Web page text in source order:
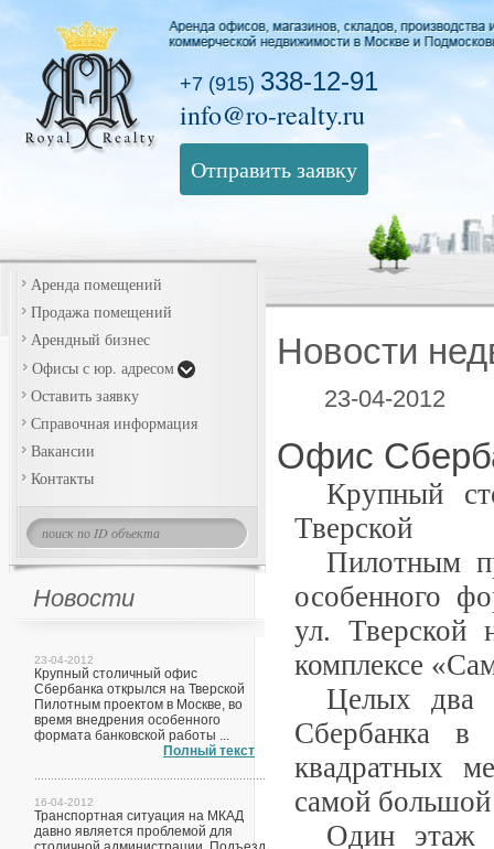
+7 (915) 338-12-91
info@ro-realty.ru
Отправить заявку
Аренда помещений
Продажа помещений
Арендный бизнес
Офисы с юр. адресом
Оставить заявку
Справочная информация
Вакансии
Контакты
Новости
23-04-2012
Крупный столичный офис
Сбербанка открылся на Тверской
Пилотным проектом в Москве, во
время внедрения особенного
формата банковской работы ...
Полный текст
16-04-2012
Транспортная ситуация на МКАД
давно является проблемой для
Новости
23-04-2012
Офис
Крупный
Тверской
Пилотным
особенного
ул. Тверской
комплексе
Целых два
Сбербанка в
квадратных
самой
Один этаж